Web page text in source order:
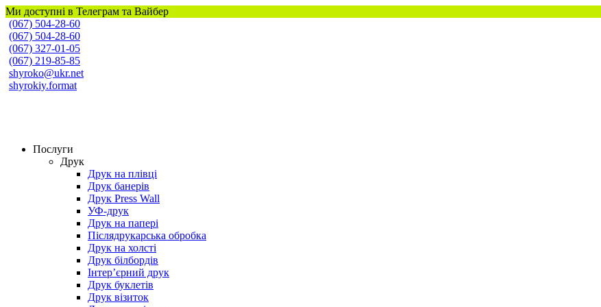
Ми доступні в Телеграм та Вайбер
(067) 504-28-60
(067) 504-28-60
(067) 327-01-05
(067) 219-85-85
shyroko@ukr.net
shyrokiy.format
Широкий Формат
Послуги
Друк
Друк на плівці
Друк банерів
Друк Press Wall
УФ-друк
Друк на папері
Післядрукарська обробка
Друк на холсті
Друк білбордів
Інтер’єрний друк
Друк буклетів
Друк візиток